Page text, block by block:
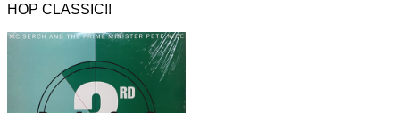
HOP CLASSIC!!